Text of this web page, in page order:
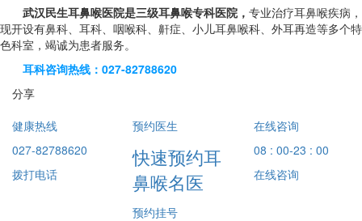
武汉民生耳鼻喉医院是三级耳鼻喉专科医院， 专业治疗耳鼻喉疾病，
现开设有鼻科、耳科、咽喉科、鼾症、小儿耳鼻喉科、外耳再造等多个特
色科室，竭诚为患者服务。
耳科咨询热线：027-82788620
分享
健康热线
027-82788620
拨打电话
预约医生
快速预约耳
鼻喉名医
预约挂号
在线咨询
08 : 00-23 : 00
在线咨询